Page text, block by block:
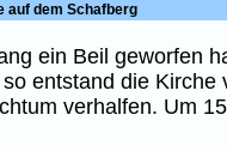
auf dem Schafberg
ein Beil geworfen
entstand die
verhalfen. Um